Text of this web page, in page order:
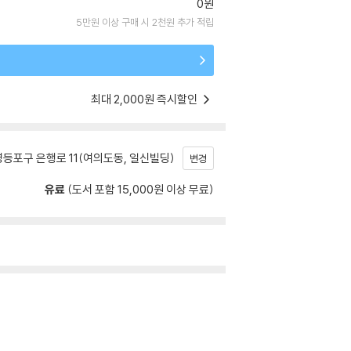
0원
5만원 이상 구매 시 2천원 추가 적립
최대 2,000원 즉시할인
포구 은행로 11(여의도동, 일신빌딩) 변경
유료 (도서 포함 15,000원 이상 무료)